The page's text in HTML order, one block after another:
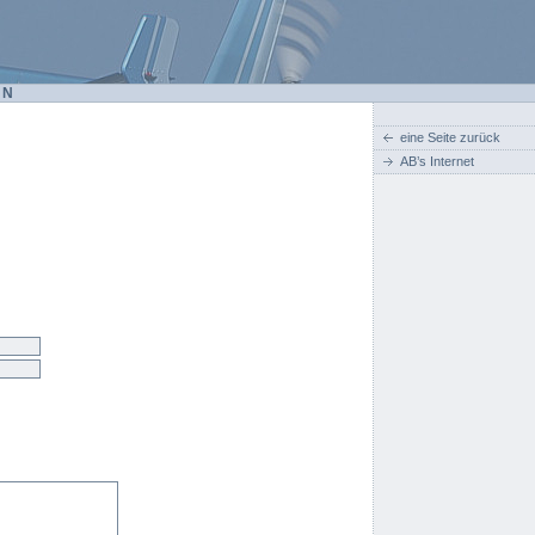
eine Seite zurück
AB’s Internet